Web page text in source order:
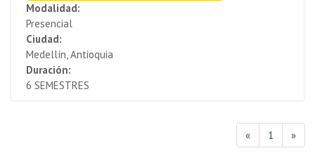
Modalidad:
Presencial
Ciudad:
Medellín, Antioquia
Duración:
6 SEMESTRES
« 1 »